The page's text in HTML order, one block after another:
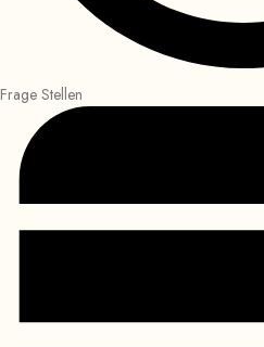
Frage Stellen